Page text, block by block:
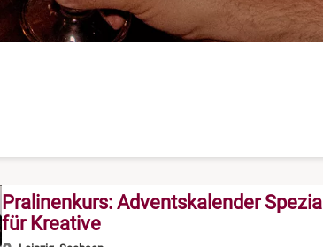
Pralinenkurs: Adventskalender Spezial
für Kreative